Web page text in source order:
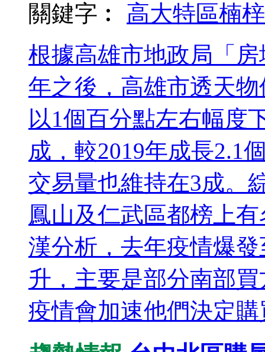
關鍵字︰ 高大特區楠梓
根據高雄市地政局「
年之後，高雄市透天
以1個百分點左右幅度
成，較2019年成長2.1
交易量也維持在3成。
鳳山及仁武區都榜上
漢分析，去年疫情爆
升，主要是部分南部
疫情會加速他們決定